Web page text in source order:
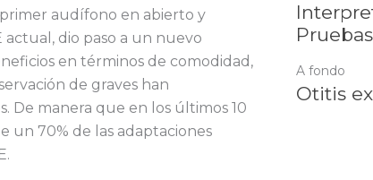
audífono en abierto y
dio paso a un nuevo
en términos de comodidad,
de graves han
De manera que en los últimos 10
un 70% de las adaptaciones
A fondo
Otitis